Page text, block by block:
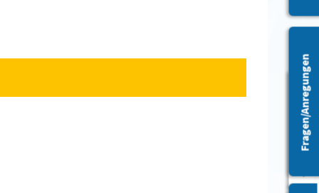
Barrierefreiheit
Fragen/Anregungen